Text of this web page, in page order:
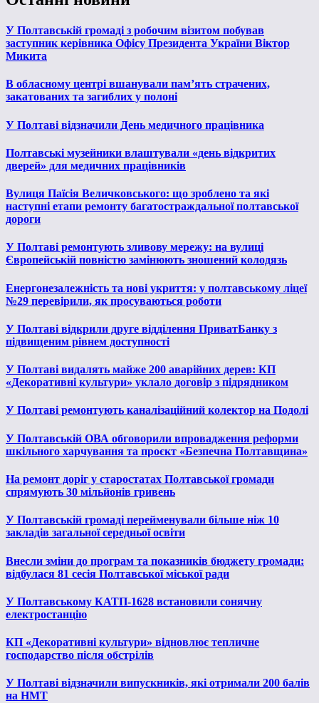
У Полтавській громаді з робочим візитом побував
заступник керівника Офісу Президента України Віктор
Микита
В обласному центрі вшанували пам’ять страчених,
закатованих та загиблих у полоні
У Полтаві відзначили День медичного працівника
Полтавські музейники влаштували «день відкритих
дверей» для медичних працівників
Вулиця Паїсія Величковського: що зроблено та які
наступні етапи ремонту багатостраждальної полтавської
дороги
У Полтаві ремонтують зливову мережу: на вулиці
Європейській повністю замінюють зношений колодязь
Енергонезалежність та нові укриття: у полтавському ліцеї
№29 перевірили, як просуваються роботи
У Полтаві відкрили друге відділення ПриватБанку з
підвищеним рівнем доступності
У Полтаві видалять майже 200 аварійних дерев: КП
«Декоративні культури» уклало договір з підрядником
У Полтаві ремонтують каналізаційний колектор на Подолі
У Полтавській ОВА обговорили впровадження реформи
шкільного харчування та проєкт «Безпечна Полтавщина»
На ремонт доріг у старостатах Полтавської громади
спрямують 30 мільйонів гривень
У Полтавській громаді перейменували більше ніж 10
закладів загальної середньої освіти
Внесли зміни до програм та показників бюджету громади:
відбулася 81 сесія Полтавської міської ради
У Полтавському КАТП-1628 встановили сонячну
електростанцію
КП «Декоративні культури» відновлює тепличне
господарство після обстрілів
У Полтаві відзначили випускників, які отримали 200 балів
на НМТ